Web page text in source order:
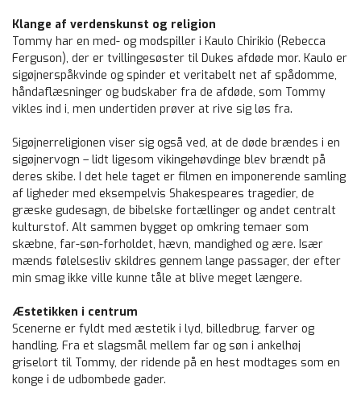
Klange af verdenskunst og religion
Tommy har en med- og modspiller i Kaulo Chirikio (Rebecca
Ferguson), der er tvillingesøster til Dukes afdøde mor. Kaulo er
sigøjnerspåkvinde og spinder et veritabelt net af spådomme,
håndaflæsninger og budskaber fra de afdøde, som Tommy
vikles ind i, men undertiden prøver at rive sig løs fra.
Sigøjnerreligionen viser sig også ved, at de døde brændes i en
sigøjnervogn – lidt ligesom vikingehøvdinge blev brændt på
deres skibe. I det hele taget er filmen en imponerende samling
af ligheder med eksempelvis Shakespeares tragedier, de
græske gudesagn, de bibelske fortællinger og andet centralt
kulturstof. Alt sammen bygget op omkring temaer som
skæbne, far-søn-forholdet, hævn, mandighed og ære. Især
mænds følelsesliv skildres gennem lange passager, der efter
min smag ikke ville kunne tåle at blive meget længere.
Æstetikken i centrum
Scenerne er fyldt med æstetik i lyd, billedbrug, farver og
handling. Fra et slagsmål mellem far og søn i ankelhøj
griselort til Tommy, der ridende på en hest modtages som en
konge i de udbombede gader.